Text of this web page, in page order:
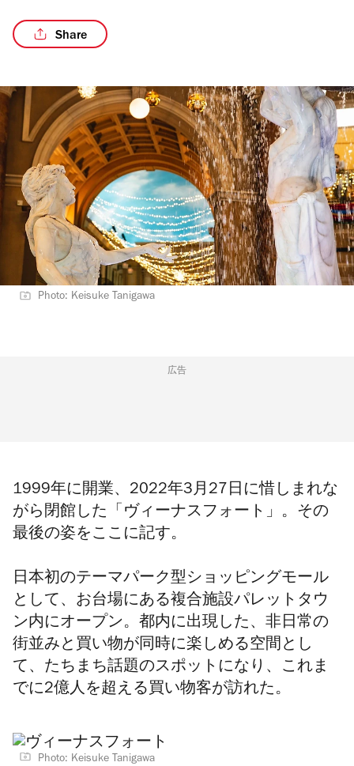
Share
Photo: Keisuke Tanigawa
広告
1999年に開業、2022年3月27日に惜しまれな
がら閉館した「ヴィーナスフォート」。その
最後の姿をここに記す。
日本初のテーマパーク型ショッピングモール
として、お台場にある複合施設パレットタウ
ン内にオープン。都内に出現した、非日常の
街並みと買い物が同時に楽しめる空間とし
て、たちまち話題のスポットになり、これま
でに2億人を超える買い物客が訪れた。
Photo: Keisuke Tanigawa